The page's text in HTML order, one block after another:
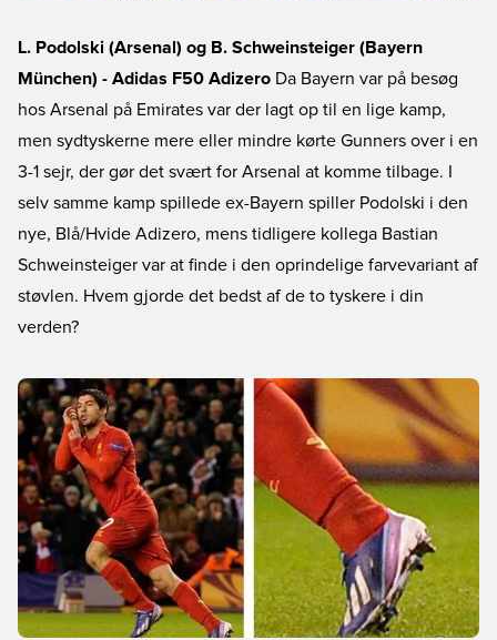
L. Podolski (Arsenal) og B. Schweinsteiger (Bayern
München) - Adidas F50 Adizero Da Bayern var på besøg
hos Arsenal på Emirates var der lagt op til en lige kamp,
men sydtyskerne mere eller mindre kørte Gunners over i en
3-1 sejr, der gør det svært for Arsenal at komme tilbage. I
selv samme kamp spillede ex-Bayern spiller Podolski i den
nye, Blå/Hvide Adizero, mens tidligere kollega Bastian
Schweinsteiger var at finde i den oprindelige farvevariant af
støvlen. Hvem gjorde det bedst af de to tyskere i din
verden?